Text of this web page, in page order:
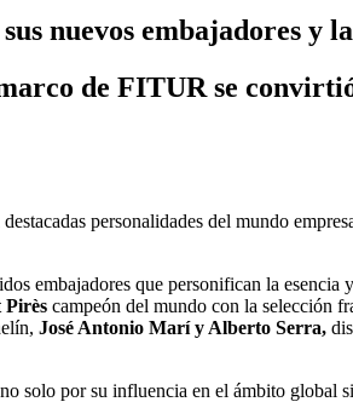
nuevos embajadores y
de FITUR se
personalidades del mundo
embajadores que personifican la
Pirès campeón del mundo con la selección
José Antonio Marí y Alberto Serra,
solo por su influencia en el ámbito global